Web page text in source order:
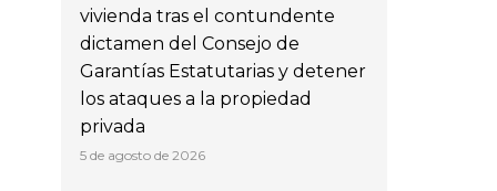
vivienda tras el contundente
dictamen del Consejo de
Garantías Estatutarias y detener
los ataques a la propiedad
privada
5 de agosto de 2026